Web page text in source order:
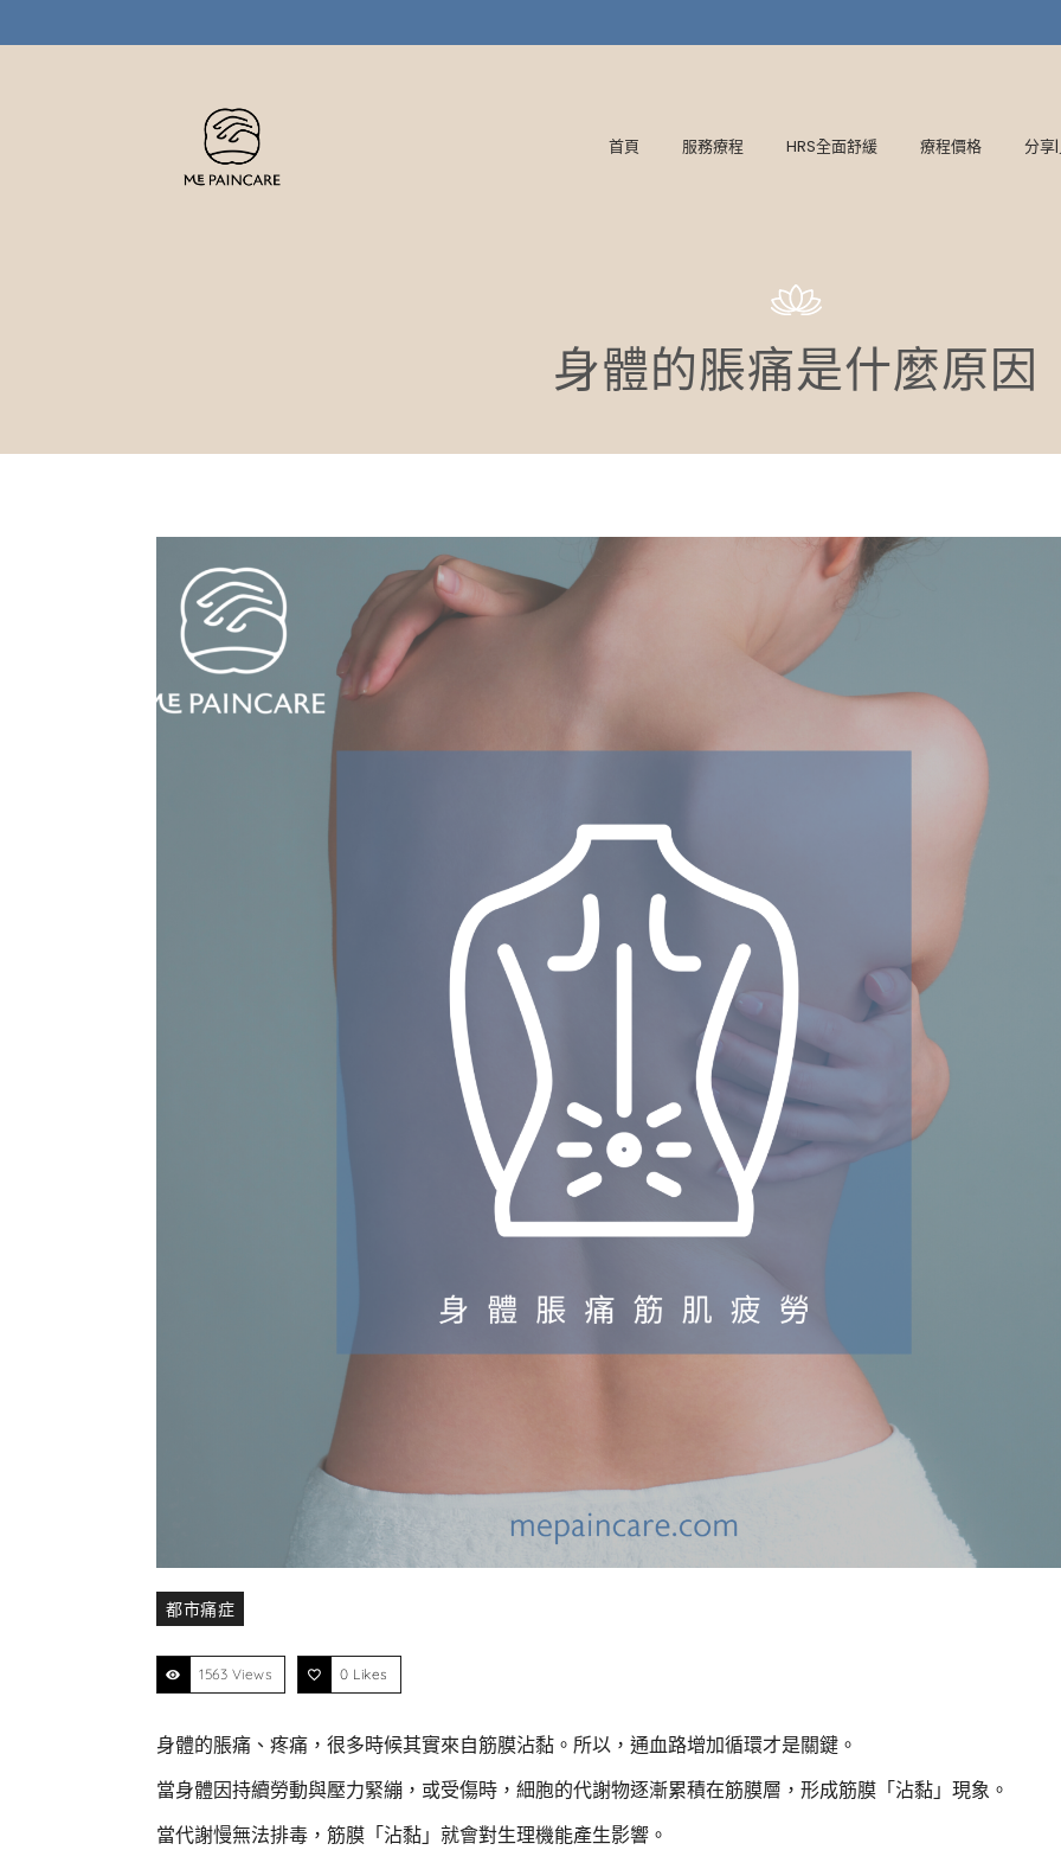
首頁 服務療程 HRS全面舒緩 療程價格 分享
身體的脹痛是什麼原因
都市痛症
1563 Views 0 Likes
身體的脹痛、疼痛，很多時候其實來自筋膜沾黏。所以，通血路增加循環才是關鍵。
當身體因持續勞動與壓力緊繃，或受傷時，細胞的代謝物逐漸累積在筋膜層，形成筋膜「沾黏」現象。
當代謝慢無法排毒，筋膜「沾黏」就會對生理機能產生影響。